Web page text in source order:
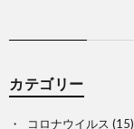
カテゴリー
コロナウイルス (15)